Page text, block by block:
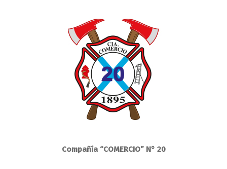
Compañía “COMERCIO” N° 20